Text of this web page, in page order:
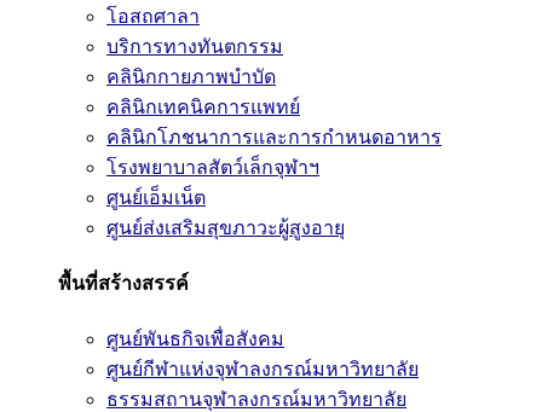
โอสถศาลา
บริการทางทันตกรรม
คลินิกกายภาพบำบัด
คลินิกเทคนิคการแพทย์
คลินิกโภชนาการและการกำหนดอาหาร
โรงพยาบาลสัตว์เล็กจุฬาฯ
ศูนย์เอ็มเน็ต
ศูนย์ส่งเสริมสุขภาวะผู้สูงอายุ
พื้นที่สร้างสรรค์
ศูนย์พันธกิจเพื่อสังคม
ศูนย์กีฬาแห่งจุฬาลงกรณ์มหาวิทยาลัย
ธรรมสถานจุฬาลงกรณ์มหาวิทยาลัย